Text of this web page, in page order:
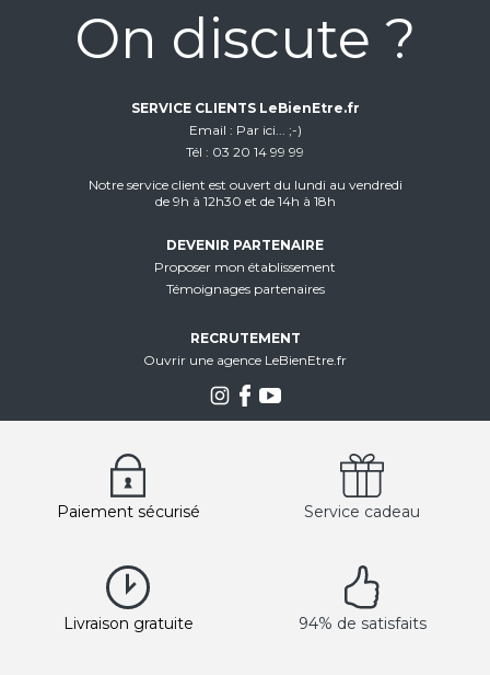
On discute ?
SERVICE CLIENTS LeBienEtre.fr
Email
Par ici... ;-)
Tél
03 20 14 99 99
Notre service client est ouvert du lundi au vendredi
de 9h à 12h30 et de 14h à 18h
DEVENIR PARTENAIRE
Proposer mon établissement
Témoignages partenaires
RECRUTEMENT
Ouvrir une agence LeBienEtre.fr
Paiement sécurisé Service cadeau
Livraison gratuite 94% de satisfaits